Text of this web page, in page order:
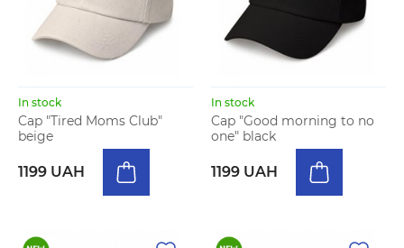
In stock
Cap "Tired Moms Club"
beige
1199 UAH
In stock
Cap "Good morning to no
one" black
1199 UAH